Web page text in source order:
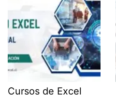
Cursos de Excel